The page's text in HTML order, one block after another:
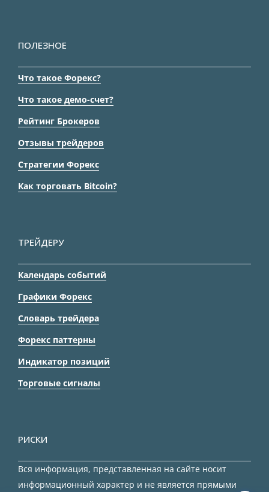
ПОЛЕЗНОЕ
Что такое Форекс?
Что такое демо-счет?
Рейтинг Брокеров
Отзывы трейдеров
Стратегии Форекс
Как торговать Bitcoin?
ТРЕЙДЕРУ
Календарь событий
Графики Форекс
Словарь трейдера
Форекс паттерны
Индикатор позиций
Торговые сигналы
РИСКИ
Вся информация, представленная на сайте носит
информационный характер и не является прямыми